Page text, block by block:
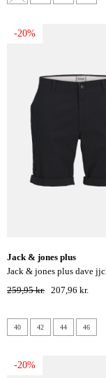
-20%
jack & jones plus
jack & jones plus dave jjchino shorts
- dark navy
259,95 kr. 207,96 kr.
40 42 44 46
-20%